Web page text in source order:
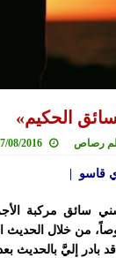
الحكيم»
رصاص 08/2016
قاسو |
سائق مركبة
من خلال الحديث
بادر إليَّ بالحديث